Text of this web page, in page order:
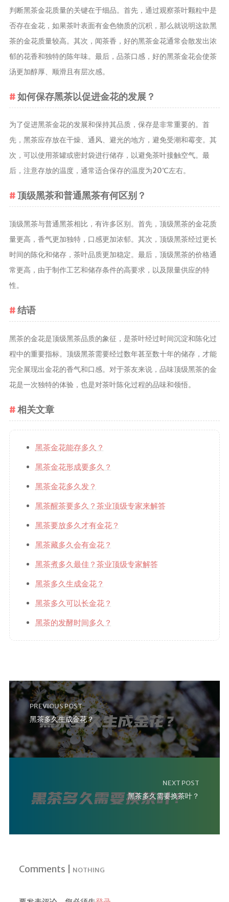
判断黑茶金花质量的关键在于细品。首先，通过观察茶叶颗粒中是
否存在金花，如果茶叶表面有金色物质的沉积，那么就说明这款黑
茶的金花质量较高。其次，闻茶香，好的黑茶金花通常会散发出浓
郁的花香和独特的陈年味。最后，品茶口感，好的黑茶金花会使茶
汤更加醇厚、顺滑且有层次感。
如何保存黑茶以促进金花的发展？
为了促进黑茶金花的发展和保持其品质，保存是非常重要的。首
先，黑茶应存放在干燥、通风、避光的地方，避免受潮和霉变。其
次，可以使用茶罐或密封袋进行储存，以避免茶叶接触空气。最
后，注意存放的温度，通常适合保存的温度为20℃左右。
顶级黑茶和普通黑茶有何区别？
顶级黑茶与普通黑茶相比，有许多区别。首先，顶级黑茶的金花质
量更高，香气更加独特，口感更加浓郁。其次，顶级黑茶经过更长
时间的陈化和储存，茶叶品质更加稳定。最后，顶级黑茶的价格通
常更高，由于制作工艺和储存条件的高要求，以及限量供应的特
性。
结语
黑茶的金花是顶级黑茶品质的象征，是茶叶经过时间沉淀和陈化过
程中的重要指标。顶级黑茶需要经过数年甚至数十年的储存，才能
完全展现出金花的香气和口感。对于茶友来说，品味顶级黑茶的金
花是一次独特的体验，也是对茶叶陈化过程的品味和领悟。
相关文章
黑茶金花能存多久？
黑茶金花形成要多久？
黑茶金花多久发？
黑茶醒茶要多久？茶业顶级专家来解答
黑茶要放多久才有金花？
黑茶藏多久会有金花？
黑茶煮多久最佳？茶业顶级专家解答
黑茶多久生成金花？
黑茶多久可以长金花？
黑茶的发酵时间多久？
PREVIOUS POST
黑茶多久生成金花？
NEXT POST
黑茶多久需要换茶叶？
Comments | NOTHING
茶叶行业动
态
健康养生
中药养生
养生药汤包
治疗脱发